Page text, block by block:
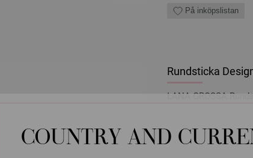
COUNTRY AND
På inköpslistan
Rundsticka
LANA GROSSA
tjocklek 5,0 mm;
7,98 €